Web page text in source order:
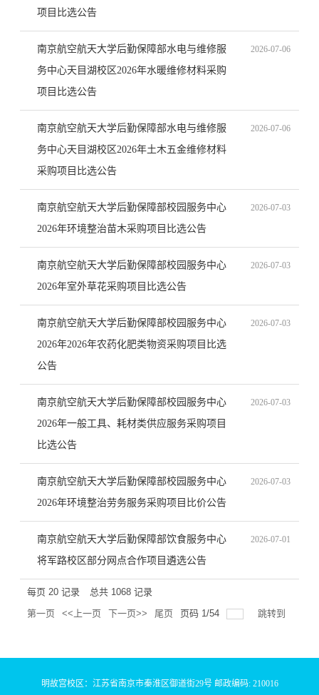
项目比选公告
南京航空航天大学后勤保障部水电与维修服
务中心天目湖校区2026年水暖维修材料采购
项目比选公告
2026-07-06
南京航空航天大学后勤保障部水电与维修服
务中心天目湖校区2026年土木五金维修材料
采购项目比选公告
2026-07-06
南京航空航天大学后勤保障部校园服务中心
2026年环境整治苗木采购项目比选公告
2026-07-03
南京航空航天大学后勤保障部校园服务中心
2026年室外草花采购项目比选公告
2026-07-03
南京航空航天大学后勤保障部校园服务中心
2026年2026年农药化肥类物资采购项目比选
公告
2026-07-03
南京航空航天大学后勤保障部校园服务中心
2026年一般工具、耗材类供应服务采购项目
比选公告
2026-07-03
南京航空航天大学后勤保障部校园服务中心
2026年环境整治劳务服务采购项目比价公告
2026-07-03
南京航空航天大学后勤保障部饮食服务中心
将军路校区部分网点合作项目遴选公告
2026-07-01
每页 20 记录 总共 1068 记录
第一页
<<上一页 下一页>> 尾页 页码 1/54 跳转到
明故宫校区：江苏省南京市秦淮区御道街29号 邮政编码: 210016